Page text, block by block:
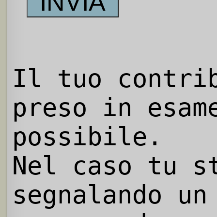
Il tuo
preso in
possibile.
Nel caso tu
segnalando